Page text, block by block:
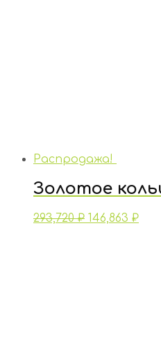
Распродажа!
Золотое
293,720₽ 146,863 ₽